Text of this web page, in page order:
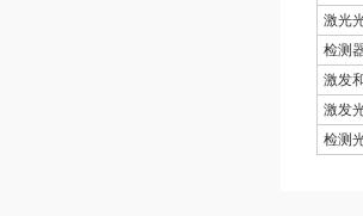
激光
检测
激发
激发
检测